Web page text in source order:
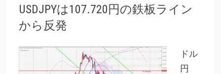
USDJPYは107.720円の鉄板ライン
から反発
ドル
円